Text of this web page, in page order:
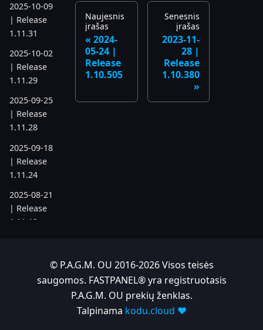
2025-10-09
| Release
1.11.31
2025-10-02
| Release
1.11.29
2025-09-25
| Release
1.11.28
2025-09-18
| Release
1.11.24
2025-08-21
| Release
1.11.19
Naujesnis
įrašas
2024-
05-24 |
Release
1.10.505
Senesnis
įrašas
2023-11-
28 |
Release
1.10.380
© P.A.G.M. OU 2016-2026 Visos teisės
saugomos. FASTPANEL® yra registruotasis
P.A.G.M. OU prekių ženklas.
Talpinama kodu.cloud ❤️